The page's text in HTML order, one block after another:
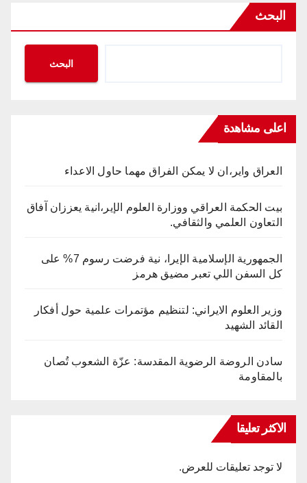
البحث
البحث
اعلى مشاهدة
العراق واير،ان لا يمكن الفراق مهما حاول الاعداء
بيت الحكمة العراقي ووزارة العلوم الإير،انية يعززان آفاق
التعاون العلمي والثقافي.
الجمهورية الإسلامية الإيرا، نية فرضت رسوم 7% على
كل السفن اللي تعبر مضيق هرمز
وزير العلوم الايراني: لتنظيم مؤتمرات علمية حول أفكار
القائد الشهيد
سادن الروضة الرضوية المقدسة: عزّة الشعوب تُصان
بالمقاومة
الاكثر تعليقا
لا توجد تعليقات للعرض.